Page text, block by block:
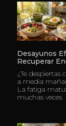
Desayunos
Recuperar
¿Te
a media
La fatiga
muchas veces